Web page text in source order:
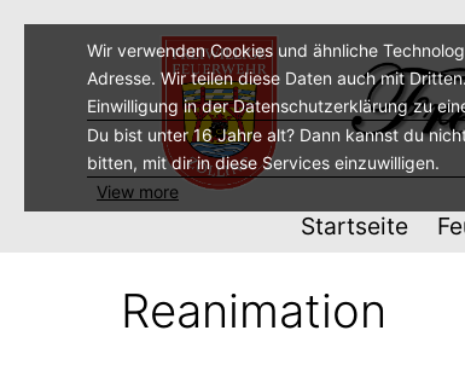
Startseite
Reanimation
Wir verwenden Cookies und ähnliche
Adresse. Wir teilen diese Daten auch mit
Einwilligung in der Datenschutzerklärung zu
Du bist unter 16 Jahre alt? Dann kannst du
bitten, mit dir in diese Services einzuwilligen.
View more